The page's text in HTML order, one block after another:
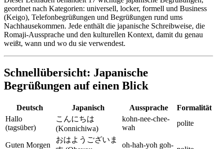
geordnet nach Kategorien: universell, locker, formell und Business
(Keigo), Telefonbegrüßungen und Begrüßungen rund ums
Nachhausekommen. Jede enthält die japanische Schreibweise, die
Romaji-Aussprache und den kulturellen Kontext, damit du genau
weißt, wann und wo du sie verwendest.
Schnellübersicht: Japanische
Begrüßungen auf einen Blick
Deutsch Japanisch Aussprache
Formalität
Hallo
(tagsüber)
こんにちは
(Konnichiwa)
kohn-nee-chee-
wah
polite
Guten Morgen
おはようございま
oh-hah-yoh goh-